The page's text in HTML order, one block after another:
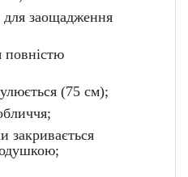
для заощадження
повністю
(75 см);
закривається